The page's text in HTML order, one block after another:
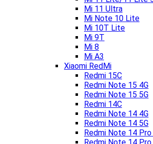
Mi 11 Ultra
Mi Note 10 Lite
Mi 10T Lite
Mi 9T
Mi 8
Mi A3
Xiaomi RedMi
Redmi 15C
Redmi Note 15 4G
Redmi Note 15 5G
Redmi 14C
Redmi Note 14 4G
Redmi Note 14 5G
Redmi Note 14 Pro